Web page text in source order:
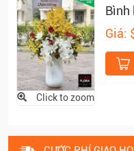
Click to zoom
Bình
Giá: